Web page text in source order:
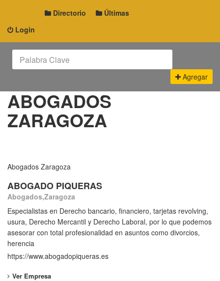
Login
Directorio Últimas
Agregar
ABOGADOS
ZARAGOZA
Abogados Zaragoza
ABOGADO PIQUERAS
Abogados,Zaragoza
Especialistas en Derecho bancario, financiero, tarjetas revolving,
usura, Derecho Mercantil y Derecho Laboral, por lo que podemos
asesorar con total profesionalidad en asuntos como divorcios,
herencia
https://www.abogadopiqueras.es
Ver Empresa